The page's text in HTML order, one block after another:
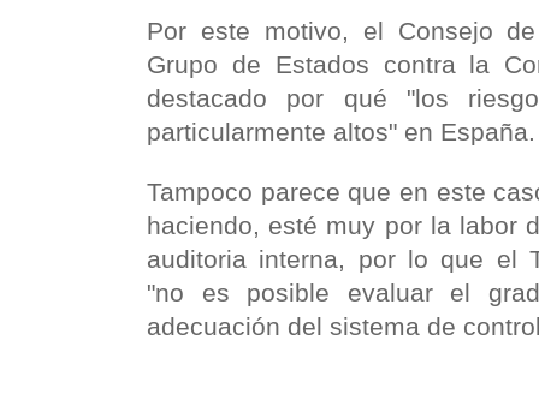
Por este motivo, el Consejo
Grupo de Estados contra la
destacado por qué "los
particularmente altos" en España.
Tampoco parece que en este
haciendo, esté muy por la labor
auditoria interna, por lo que el
"no es posible evaluar el
adecuación del sistema de